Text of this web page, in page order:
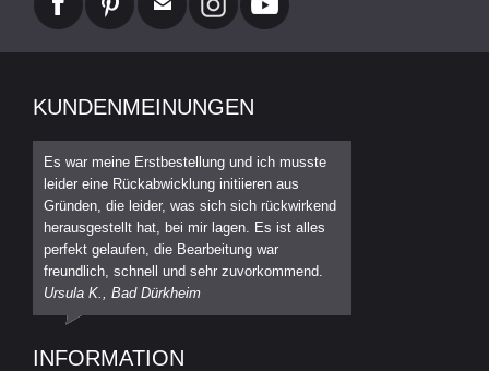
KUNDENMEINUNGEN
Es war meine Erstbestellung und ich musste
leider eine Rückabwicklung initiieren aus
Gründen, die leider, was sich sich rückwirkend
herausgestellt hat, bei mir lagen. Es ist alles
perfekt gelaufen, die Bearbeitung war
freundlich, schnell und sehr zuvorkommend.
Ursula K., Bad Dürkheim
INFORMATION